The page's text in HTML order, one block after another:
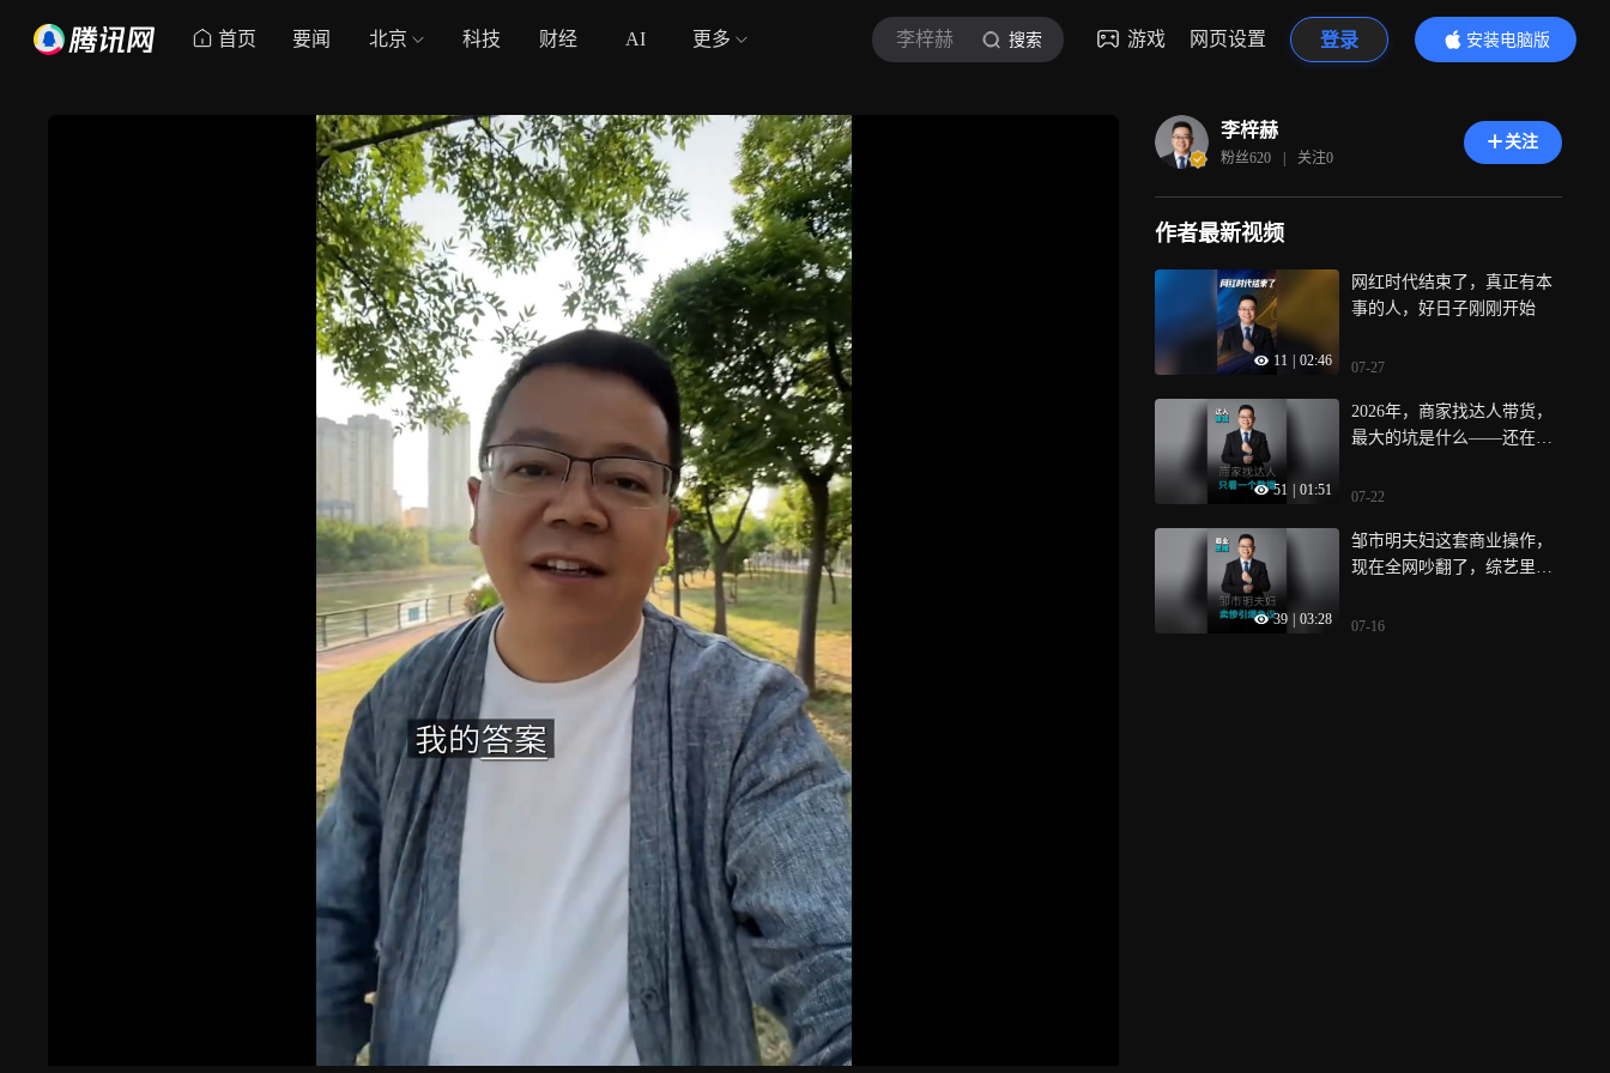
首页 要闻 北京 科技 财经 AI 更多 李梓赫 搜索 游戏 网页设置 登录
安装电脑版
内容更精彩
李梓赫
粉丝620 | 关注0
关注
作者最新视频
11 02:46
网红时代结束了，真正有本
事的人，好日子刚刚开始
07-27
51 01:51
2026年，商家找达人带货，
最大的坑是什么——还在按
句话得罪人，但就是事实，
费几万块，最后卖出去的
量，连坑位费都回不来，为
07-22
39 03:28
邹市明夫妇这套商业操作，
现在全网吵翻了，综艺里哭
转头直播间挂上小黄车，这
07-16